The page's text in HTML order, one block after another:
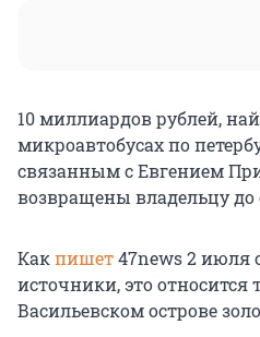
10 миллиардов рублей,
микроавтобусах по
связанным с Евгением
возвращены владельцу
Какпишет47news 2 июля
источники, это
Васильевском острове